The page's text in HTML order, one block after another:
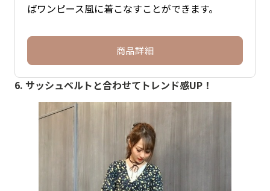
ばワンピース風に着こなすことができます。
商品詳細
6. サッシュベルトと合わせてトレンド感UP！